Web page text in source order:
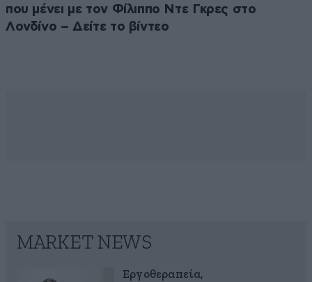
που μένει με τον Φίλιππο Ντε Γκρες στο
Λονδίνο – Δείτε το βίντεο
MARKET NEWS
Εργοθεραπεία,